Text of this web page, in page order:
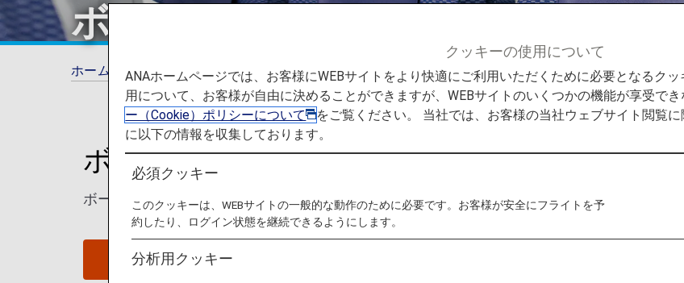
ボーイング787-8（788）
ホーム ご旅行の準備 シートマップ ボーイング787-8（788）
ボーイング787-8 (788)シートマップ
ボーイング787-8 (788)のシートマップについてご案内いたします。
座席照会
クッキーの使用について
ANAホームページでは、お客様にWEBサイトをより快適にご利用いただくために必要となるク
用について、お客様が自由に決めることができますが、WEBサイトのいくつかの機能が享受で
ー（Cookie）ポリシーについて
をご覧ください。 当社では、お客様の当社ウェブサイト閲覧
に以下の情報を収集しております。
必須クッキー
このクッキーは、WEBサイトの一般的な動作のために必要です。お客様が安全にフライトを予
約したり、ログイン状態を継続できるようにします。
分析用クッキー